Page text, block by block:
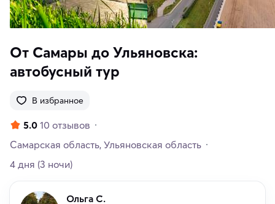
От Самары до Ульяновска:
автобусный тур
В избранное
5.0 10 отзывов
Самарская область Ульяновская область
4 дня (3 ночи)
Ольга С.